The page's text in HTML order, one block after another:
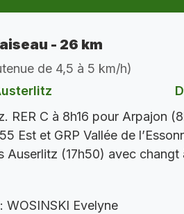
- 26 km
de 4,5 à 5 km/h)
RER C à 8h16 pour Arpajon
Est et GRP Vallée de
Auserlitz (17h50) avec
: WOSINSKI Evelyne